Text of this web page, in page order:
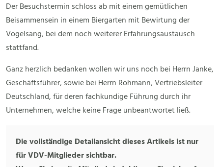
Der Besuchstermin schloss ab mit einem gemütlichen
Beisammensein in einem Biergarten mit Bewirtung der
Vogelsang, bei dem noch weiterer Erfahrungsaustausch
stattfand.
Ganz herzlich bedanken wollen wir uns noch bei Herrn Janke,
Geschäftsführer, sowie bei Herrn Rohmann, Vertriebsleiter
Deutschland, für deren fachkundige Führung durch ihr
Unternehmen, welche keine Frage unbeantwortet ließ.
Die vollständige Detailansicht dieses Artikels ist nur
für VDV-Mitglieder sichtbar.